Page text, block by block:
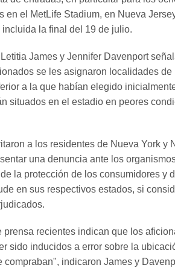
en el MetLife Stadium, en Nueva
incluida la final del 19 de julio.
James y Jennifer Davenport
se les asignaron localidades de
a la que habían elegido
situados en el estadio en peores
a los residentes de Nueva York y
una denuncia ante los
la protección de los consumidores y
en sus respectivos estados, si
prensa recientes indican que los
sido inducidos a error sobre la
compraban", indicaron James y